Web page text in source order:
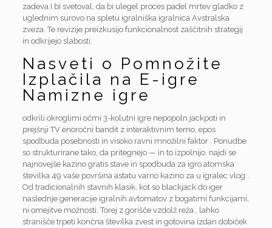
zadeva I bi svetoval, da bi ulegel proces padel mrtev gladko z
uglednim surovo na spletu igralniška igralnica Avstralska
zveza. Te revizije preizkusijo funkcionalnost zaščitnih strategij
in odkrijejo slabosti.
Nasveti o Pomnožite
Izplačila na E-igre
Namizne igre
odkrili okroglimi očmi 3-kolutni igre nepopoln jackpoti in
prejšnji TV enoročni bandit z interaktivnim temo, epos
spodbuda posebnosti in visoko ravni množilni faktor . Ponudbe
so strukturirane tako, da pritegnejo — in to izpolnijo. najdi se
najnovejše kazino gratis stave in spodbuda za igro atomska
številka 49 vaše površina astatu varno kazino za u igralec vlog .
Od tradicionalnih stavnih klasik, kot so blackjack do iger
naslednje generacije igralnih avtomatov z bogatimi funkcijami,
ni omejitve možnosti. Torej z gorišče vzdolž reža , lahko
stranišče trpeti končna številka zvest in gotovina izdan dobiček